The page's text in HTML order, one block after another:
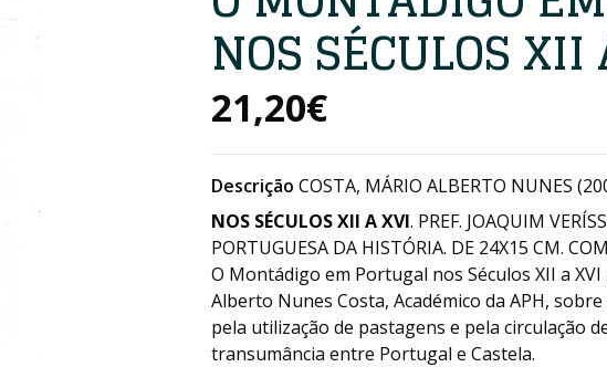
NOS SÉCULOS
21,20€
Descrição COSTA, MÁRIO ALBERTO NUNES
NOS SÉCULOS XII A XVI. PREF. JOAQUIM
PORTUGUESA DA HISTÓRIA. DE 24X15 CM.
O Montádigo em Portugal nos Séculos XII a
Alberto Nunes Costa, Académico da APH,
pela utilização de pastagens e pela circulação
transumância entre Portugal e Castela.